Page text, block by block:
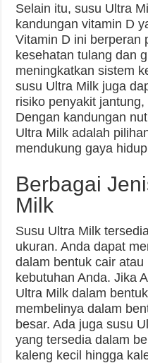
Selain itu, susu Ultra
kandungan vitamin D
Vitamin D ini berperan
kesehatan tulang dan
meningkatkan sistem
susu Ultra Milk juga
risiko penyakit
Dengan kandungan
Ultra Milk adalah
mendukung gaya
Berbagai
Milk
Susu Ultra Milk
ukuran. Anda dapat
dalam bentuk cair
kebutuhan Anda. Jika
Ultra Milk dalam
membelinya dalam
besar. Ada juga susu
yang tersedia dalam
kaleng kecil hingga